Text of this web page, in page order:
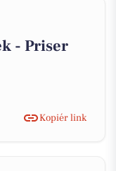
- Priser
Kopiér link